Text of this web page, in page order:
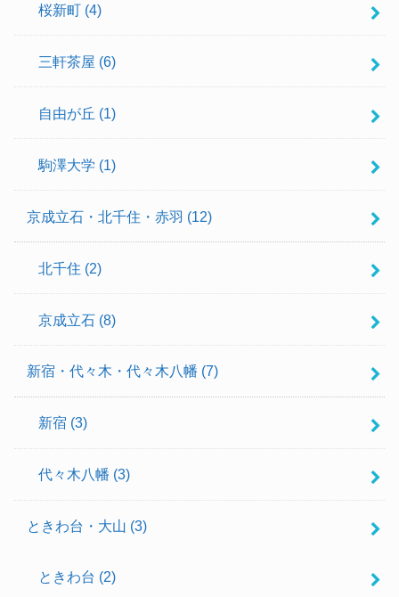
桜新町 (4)
三軒茶屋 (6)
自由が丘 (1)
駒澤大学 (1)
京成立石・北千住・赤羽 (12)
北千住 (2)
京成立石 (8)
新宿・代々木・代々木八幡 (7)
新宿 (3)
代々木八幡 (3)
ときわ台・大山 (3)
ときわ台 (2)